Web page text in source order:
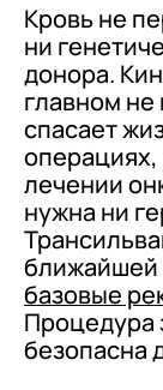
Кровь не
ни
донора.
главном не
спасает
лечении
нужна ни
ближайшей
базовые
Процедура
безопасна